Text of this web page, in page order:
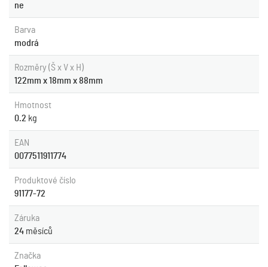
ne
Barva
modrá
Rozměry (Š x V x H)
122mm x 18mm x 88mm
Hmotnost
0.2 kg
EAN
0077511911774
Produktové číslo
91177-72
Záruka
24 měsíců
Značka